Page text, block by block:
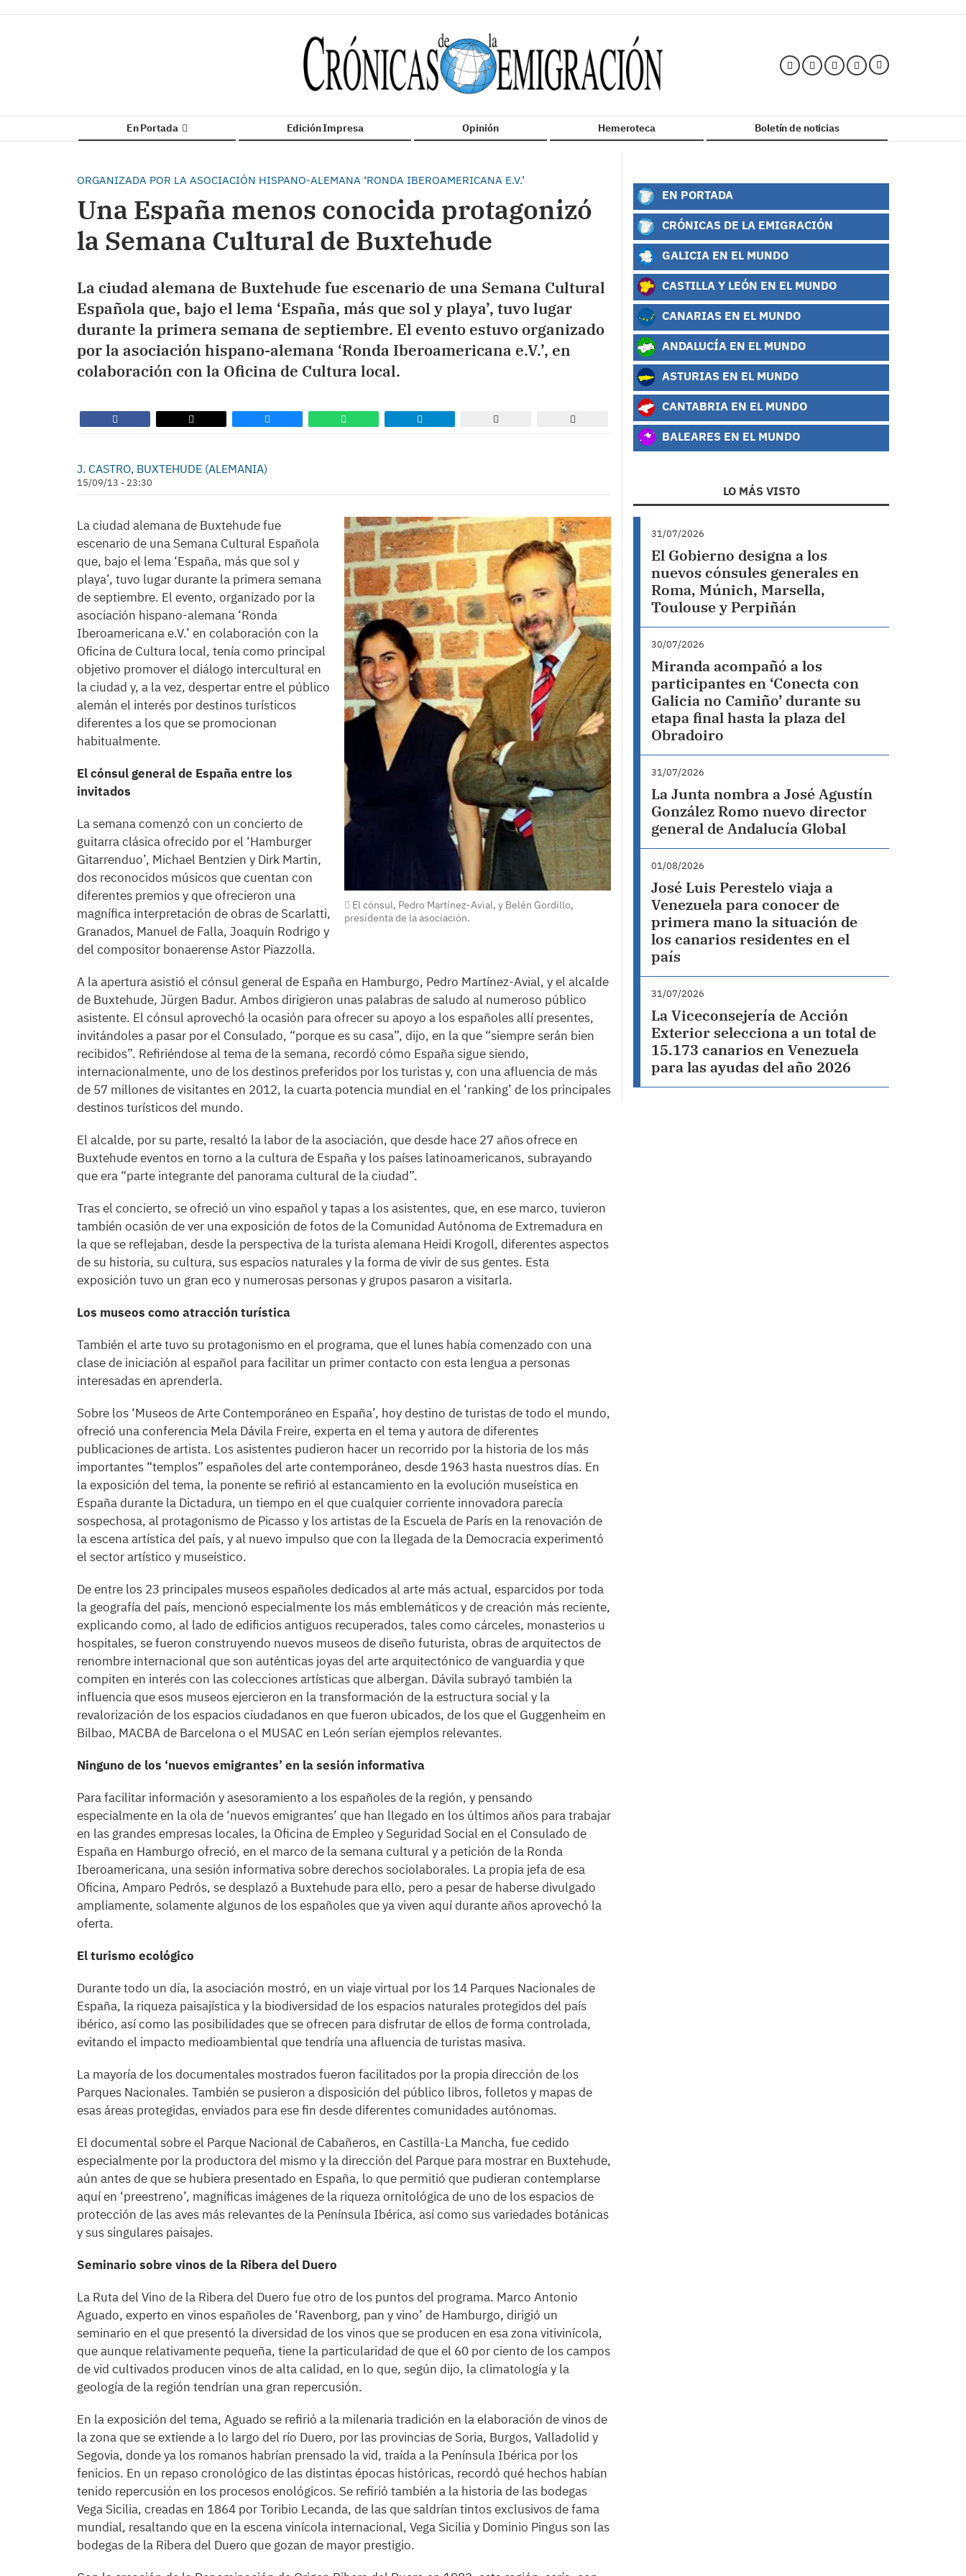
En Portada Edición Impresa Opinión Hemeroteca Boletín de noticias
ORGANIZADA POR LA ASOCIACIÓN HISPANO-ALEMANA ‘RONDA IBEROAMERICANA E.V.’
Una España menos conocida protagonizó
la Semana Cultural de Buxtehude
La ciudad alemana de Buxtehude fue escenario de una Semana Cultural
Española que, bajo el lema ‘España, más que sol y playa’, tuvo lugar
durante la primera semana de septiembre. El evento estuvo organizado
por la asociación hispano-alemana ‘Ronda Iberoamericana e.V.’, en
colaboración con la Oficina de Cultura local.
J. CASTRO, BUXTEHUDE (ALEMANIA)
15/09/13 - 23:30
El cónsul, Pedro Martínez-Avial, y Belén Gordillo,
presidenta de la asociación.
La ciudad alemana de Buxtehude fue
escenario de una Semana Cultural Española
que, bajo el lema ‘España, más que sol y
playa’, tuvo lugar durante la primera semana
de septiembre. El evento, organizado por la
asociación hispano-alemana ‘Ronda
Iberoamericana e.V.’ en colaboración con la
Oficina de Cultura local, tenía como principal
objetivo promover el diálogo intercultural en
la ciudad y, a la vez, despertar entre el público
alemán el interés por destinos turísticos
diferentes a los que se promocionan
habitualmente.
El cónsul general de España entre los
invitados
La semana comenzó con un concierto de
guitarra clásica ofrecido por el ‘Hamburger
Gitarrenduo’, Michael Bentzien y Dirk Martin,
dos reconocidos músicos que cuentan con
diferentes premios y que ofrecieron una
magnífica interpretación de obras de Scarlatti,
Granados, Manuel de Falla, Joaquín Rodrigo y
del compositor bonaerense Astor Piazzolla.
A la apertura asistió el cónsul general de España en Hamburgo, Pedro Martínez-Avial, y el alcalde
de Buxtehude, Jürgen Badur. Ambos dirigieron unas palabras de saludo al numeroso público
asistente. El cónsul aprovechó la ocasión para ofrecer su apoyo a los españoles allí presentes,
invitándoles a pasar por el Consulado, “porque es su casa”, dijo, en la que “siempre serán bien
recibidos”. Refiriéndose al tema de la semana, recordó cómo España sigue siendo,
internacionalmente, uno de los destinos preferidos por los turistas y, con una afluencia de más
de 57 millones de visitantes en 2012, la cuarta potencia mundial en el ‘ranking’ de los principales
destinos turísticos del mundo.
El alcalde, por su parte, resaltó la labor de la asociación, que desde hace 27 años ofrece en
Buxtehude eventos en torno a la cultura de España y los países latinoamericanos, subrayando
que era “parte integrante del panorama cultural de la ciudad”.
Tras el concierto, se ofreció un vino español y tapas a los asistentes, que, en ese marco, tuvieron
también ocasión de ver una exposición de fotos de la Comunidad Autónoma de Extremadura en
la que se reflejaban, desde la perspectiva de la turista alemana Heidi Krogoll, diferentes aspectos
de su historia, su cultura, sus espacios naturales y la forma de vivir de sus gentes. Esta
exposición tuvo un gran eco y numerosas personas y grupos pasaron a visitarla.
Los museos como atracción turística
También el arte tuvo su protagonismo en el programa, que el lunes había comenzado con una
clase de iniciación al español para facilitar un primer contacto con esta lengua a personas
interesadas en aprenderla.
Sobre los ‘Museos de Arte Contemporáneo en España’, hoy destino de turistas de todo el mundo,
ofreció una conferencia Mela Dávila Freire, experta en el tema y autora de diferentes
publicaciones de artista. Los asistentes pudieron hacer un recorrido por la historia de los más
importantes “templos” españoles del arte contemporáneo, desde 1963 hasta nuestros días. En
la exposición del tema, la ponente se refirió al estancamiento en la evolución museística en
España durante la Dictadura, un tiempo en el que cualquier corriente innovadora parecía
sospechosa, al protagonismo de Picasso y los artistas de la Escuela de París en la renovación de
la escena artística del país, y al nuevo impulso que con la llegada de la Democracia experimentó
el sector artístico y museístico.
De entre los 23 principales museos españoles dedicados al arte más actual, esparcidos por toda
la geografía del país, mencionó especialmente los más emblemáticos y de creación más reciente,
explicando como, al lado de edificios antiguos recuperados, tales como cárceles, monasterios u
hospitales, se fueron construyendo nuevos museos de diseño futurista, obras de arquitectos de
renombre internacional que son auténticas joyas del arte arquitectónico de vanguardia y que
compiten en interés con las colecciones artísticas que albergan. Dávila subrayó también la
influencia que esos museos ejercieron en la transformación de la estructura social y la
revalorización de los espacios ciudadanos en que fueron ubicados, de los que el Guggenheim en
Bilbao, MACBA de Barcelona o el MUSAC en León serían ejemplos relevantes.
Ninguno de los ‘nuevos emigrantes’ en la sesión informativa
Para facilitar información y asesoramiento a los españoles de la región, y pensando
especialmente en la ola de ‘nuevos emigrantes’ que han llegado en los últimos años para trabajar
en las grandes empresas locales, la Oficina de Empleo y Seguridad Social en el Consulado de
España en Hamburgo ofreció, en el marco de la semana cultural y a petición de la Ronda
Iberoamericana, una sesión informativa sobre derechos sociolaborales. La propia jefa de esa
Oficina, Amparo Pedrós, se desplazó a Buxtehude para ello, pero a pesar de haberse divulgado
ampliamente, solamente algunos de los españoles que ya viven aquí durante años aprovechó la
oferta.
El turismo ecológico
Durante todo un día, la asociación mostró, en un viaje virtual por los 14 Parques Nacionales de
España, la riqueza paisajística y la biodiversidad de los espacios naturales protegidos del país
ibérico, así como las posibilidades que se ofrecen para disfrutar de ellos de forma controlada,
evitando el impacto medioambiental que tendría una afluencia de turistas masiva.
La mayoría de los documentales mostrados fueron facilitados por la propia dirección de los
Parques Nacionales. También se pusieron a disposición del público libros, folletos y mapas de
esas áreas protegidas, enviados para ese fin desde diferentes comunidades autónomas.
El documental sobre el Parque Nacional de Cabañeros, en Castilla-La Mancha, fue cedido
especialmente por la productora del mismo y la dirección del Parque para mostrar en Buxtehude,
aún antes de que se hubiera presentado en España, lo que permitió que pudieran contemplarse
aquí en ‘preestreno’, magníficas imágenes de la riqueza ornitológica de uno de los espacios de
protección de las aves más relevantes de la Península Ibérica, así como sus variedades botánicas
y sus singulares paisajes.
Seminario sobre vinos de la Ribera del Duero
La Ruta del Vino de la Ribera del Duero fue otro de los puntos del programa. Marco Antonio
Aguado, experto en vinos españoles de ‘Ravenborg, pan y vino’ de Hamburgo, dirigió un
seminario en el que presentó la diversidad de los vinos que se producen en esa zona vitivinícola,
que aunque relativamente pequeña, tiene la particularidad de que el 60 por ciento de los campos
de vid cultivados producen vinos de alta calidad, en lo que, según dijo, la climatología y la
geología de la región tendrían una gran repercusión.
En la exposición del tema, Aguado se refirió a la milenaria tradición en la elaboración de vinos de
la zona que se extiende a lo largo del río Duero, por las provincias de Soria, Burgos, Valladolid y
Segovia, donde ya los romanos habrían prensado la vid, traída a la Península Ibérica por los
fenicios. En un repaso cronológico de las distintas épocas históricas, recordó qué hechos habían
tenido repercusión en los procesos enológicos. Se refirió también a la historia de las bodegas
Vega Sicilia, creadas en 1864 por Toribio Lecanda, de las que saldrían tintos exclusivos de fama
mundial, resaltando que en la escena vinícola internacional, Vega Sicilia y Dominio Pingus son las
bodegas de la Ribera del Duero que gozan de mayor prestigio.
EN PORTADA
CRÓNICAS DE LA EMIGRACIÓN
GALICIA EN EL MUNDO
CASTILLA Y LEÓN EN EL MUNDO
CANARIAS EN EL MUNDO
ANDALUCÍA EN EL MUNDO
ASTURIAS EN EL MUNDO
CANTABRIA EN EL MUNDO
BALEARES EN EL MUNDO
LO MÁS VISTO
31/07/2026
El Gobierno designa a los
nuevos cónsules generales en
Roma, Múnich, Marsella,
Toulouse y Perpiñán
30/07/2026
Miranda acompañó a los
participantes en ‘Conecta con
Galicia no Camiño’ durante su
etapa final hasta la plaza del
Obradoiro
31/07/2026
La Junta nombra a José Agustín
González Romo nuevo director
general de Andalucía Global
01/08/2026
José Luis Perestelo viaja a
Venezuela para conocer de
primera mano la situación de
los canarios residentes en el
país
31/07/2026
La Viceconsejería de Acción
Exterior selecciona a un total de
15.173 canarios en Venezuela
para las ayudas del año 2026